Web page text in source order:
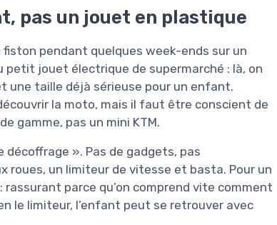
pas un jouet en plastique
pendant quelques week-ends sur un
jouet électrique de supermarché : là, on
une taille déjà sérieuse pour un enfant.
la moto, mais il faut être conscient de
gamme, pas un mini KTM.
décoffrage ». Pas de gadgets, pas
roues, un limiteur de vitesse et basta. Pour un
parce qu’on comprend vite comment
le limiteur, l’enfant peut se retrouver avec